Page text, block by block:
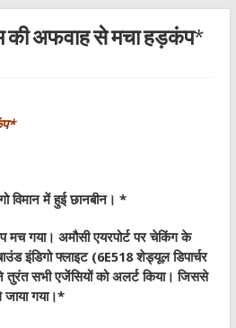
की अफवाह से मचा हड़कंप*
विमान में हुई छानबीन। *
गया। अमौसी एयरपोर्ट पर चेकिंग के
इंडिगो फ्लाइट (6E518 शेड्यूल डिपार्चर
सभी एजेंसियों को अलर्ट किया। जिससे
जाया गया।*